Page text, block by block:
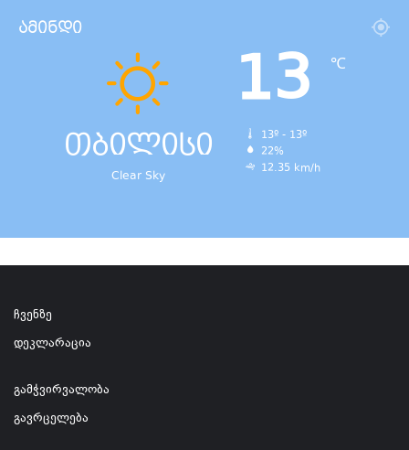
ამინდი
თბილისი
Clear Sky
13 ℃
13º - 13º
22%
12.35 km/h
ჩვენზე
დეკლარაცია
გამჭვირვალობა
გავრცელება